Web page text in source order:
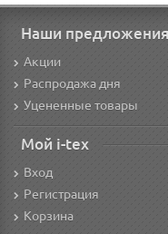
Наши предложения
Акции
Распродажа дня
Уцененные товары
Мой i-tex
Вход
Регистрация
Корзина